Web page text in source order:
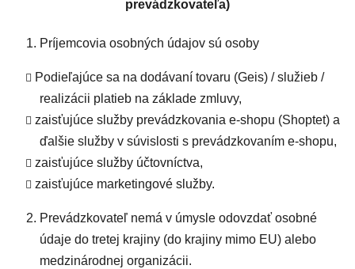
prevádzkovateľa)
Príjemcovia osobných údajov sú osoby
Podieľajúce sa na dodávaní tovaru (Geis) / služieb /
realizácii platieb na základe zmluvy,
zaisťujúce služby prevádzkovania e-shopu (Shoptet) a
ďalšie služby v súvislosti s prevádzkovaním e-shopu,
zaisťujúce služby účtovníctva,
zaisťujúce marketingové služby.
Prevádzkovateľ nemá v úmysle odovzdať osobné
údaje do tretej krajiny (do krajiny mimo EU) alebo
medzinárodnej organizácii.